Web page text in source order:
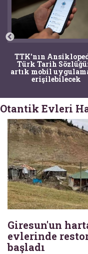
TTK'nın
Türk Tarih
artık mobil
erişilebilecek
Otantik Evleri
Giresun'un
evlerinde
başladı